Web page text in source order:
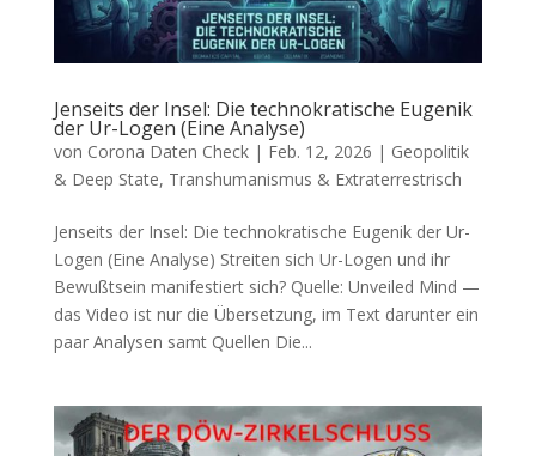
Jenseits der Insel: Die technokratische Eugenik
der Ur-Logen (Eine Analyse)
von Corona Daten Check| Feb. 12, 2026 | Geopolitik
& Deep State, Transhumanismus & Extraterrestrisch
Jenseits der Insel: Die technokratische Eugenik der Ur-
Logen (Eine Analyse) Strei­ten sich Ur-Logen und ihr
Bewußt­sein mani­fes­tiert sich? Quel­le: Unvei­led Mind —
das Video ist nur die Über­set­zung, im Text dar­un­ter ein
paar Ana­ly­sen samt Quellen Die...